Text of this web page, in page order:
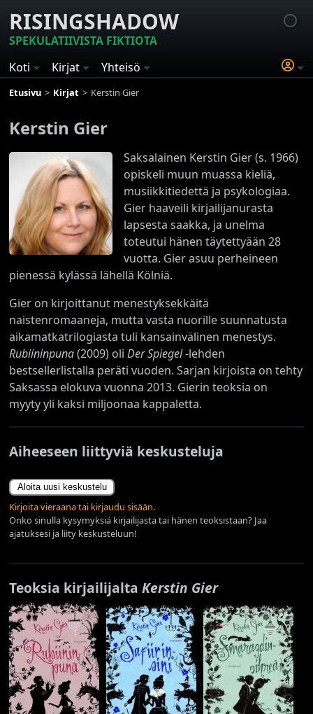
RISINGSHADOW
SPEKULATIIVISTA FIKTIOTA
Koti
Kirjat Yhteisö
Etusivu Kirjat Kerstin Gier
Kerstin Gier
Saksalainen Kerstin Gier (s. 1966)
opiskeli muun muassa kieliä,
musiikkitiedettä ja psykologiaa.
Gier haaveili kirjailijanurasta
lapsesta saakka, ja unelma
toteutui hänen täytettyään 28
vuotta. Gier asuu perheineen
pienessä kylässä lähellä Kölniä.
Gier on kirjoittanut menestyksekkäitä
naistenromaaneja, mutta vasta nuorille suunnatusta
aikamatkatrilogiasta tuli kansainvälinen menestys.
Rubiininpuna(2009) oliDer Spiegel-lehden
bestsellerlistalla peräti vuoden. Sarjan kirjoista on tehty
Saksassa elokuva vuonna 2013. Gierin teoksia on
myyty yli kaksi miljoonaa kappaletta.
Aiheeseen liittyviä keskusteluja
Aloita uusi keskustelu
Kirjoita vieraana tai kirjaudu sisään.
Onko sinulla kysymyksiä kirjailijasta tai hänen teoksistaan? Jaa
ajatuksesi ja liity keskusteluun!
Teoksia kirjailijaltaKerstin Gier